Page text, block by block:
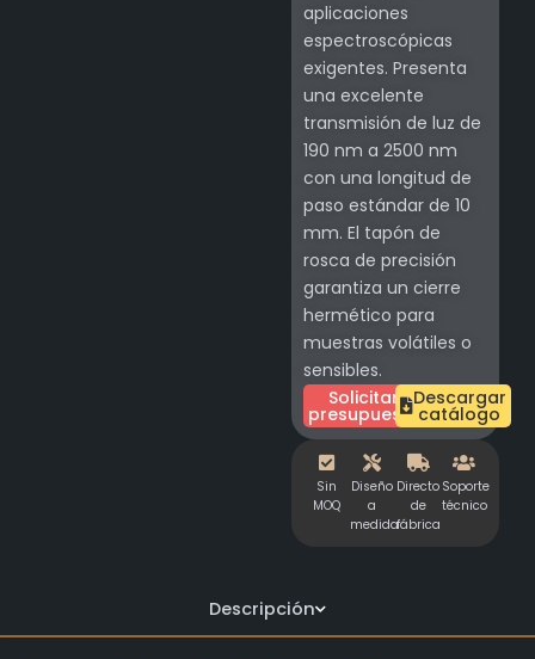
aplicaciones
espectroscópicas
exigentes. Presenta
una excelente
transmisión de luz de
190 nm a 2500 nm
con una longitud de
paso estándar de 10
mm. El tapón de
rosca de precisión
garantiza un cierre
hermético para
muestras volátiles o
sensibles.
Solicitar
presupuesto
Descargar
catálogo
Sin
MOQ
Diseño
a
medida
Directo
de
fábrica
Soporte
técnico
Descripción